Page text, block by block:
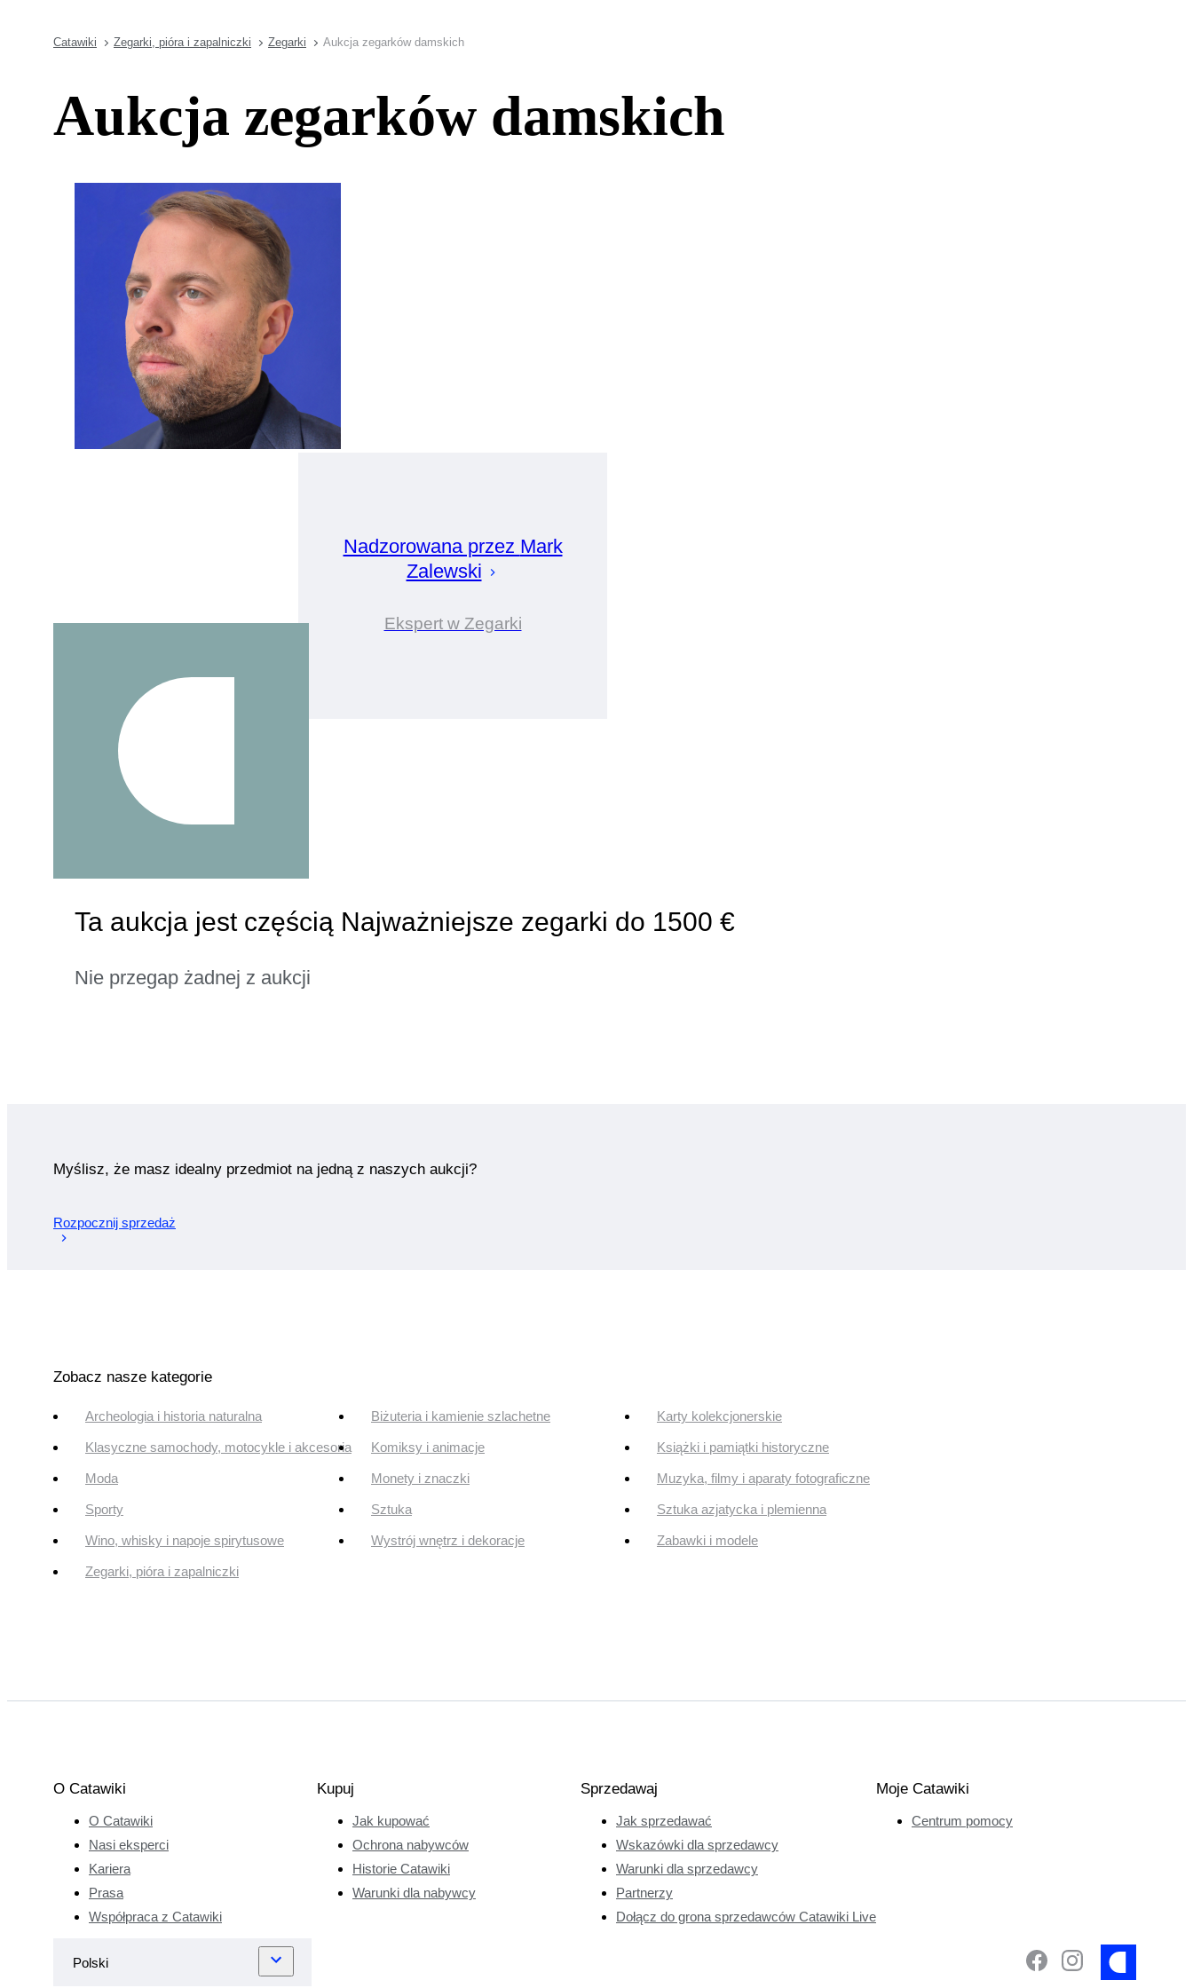
Catawiki Zegarki, pióra i zapalniczki Zegarki Aukcja zegarków damskich
Aukcja zegarków damskich
Nadzorowana przez Mark
Zalewski
Ekspert w Zegarki
Ta aukcja jest częścią Najważniejsze zegarki do 1500 €
Nie przegap żadnej z aukcji
Myślisz, że masz idealny przedmiot na jedną z naszych aukcji?
Rozpocznij sprzedaż
Zobacz nasze kategorie
Archeologia i historia naturalna Biżuteria i kamienie szlachetne Karty kolekcjonerskie
Klasyczne samochody, motocykle i akcesoria Komiksy i animacje Książki i pamiątki historyczne
Moda Monety i znaczki Muzyka, filmy i aparaty fotograficzne
Sporty Sztuka Sztuka azjatycka i plemienna
Wino, whisky i napoje spirytusowe Wystrój wnętrz i dekoracje Zabawki i modele
Zegarki, pióra i zapalniczki
O Catawiki
O Catawiki
Nasi eksperci
Kariera
Prasa
Współpraca z Catawiki
Kupuj
Jak kupować
Ochrona nabywców
Historie Catawiki
Warunki dla nabywcy
Sprzedawaj
Jak sprzedawać
Wskazówki dla sprzedawcy
Warunki dla sprzedawcy
Partnerzy
Dołącz do grona sprzedawców Catawiki Live
Moje Catawiki
Centrum pomocy